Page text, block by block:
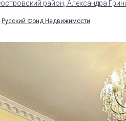
район, Александра
Русский Фонд Недвижимости